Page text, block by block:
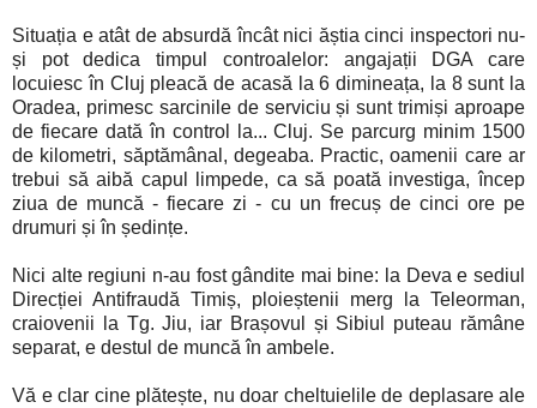
Situația e atât de absurdă încât nici ăștia cinci inspectori nu-
și pot dedica timpul controalelor: angajații DGA care
locuiesc în Cluj pleacă de acasă la 6 dimineața, la 8 sunt la
Oradea, primesc sarcinile de serviciu și sunt trimiși aproape
de fiecare dată în control la... Cluj. Se parcurg minim 1500
de kilometri, săptămânal, degeaba. Practic, oamenii care ar
trebui să aibă capul limpede, ca să poată investiga, încep
ziua de muncă - fiecare zi - cu un frecuș de cinci ore pe
drumuri și în ședințe.
Nici alte regiuni n-au fost gândite mai bine: la Deva e sediul
Direcției Antifraudă Timiș, ploieștenii merg la Teleorman,
craiovenii la Tg. Jiu, iar Brașovul și Sibiul puteau rămâne
separat, e destul de muncă în ambele.
Vă e clar cine plătește, nu doar cheltuielile de deplasare ale